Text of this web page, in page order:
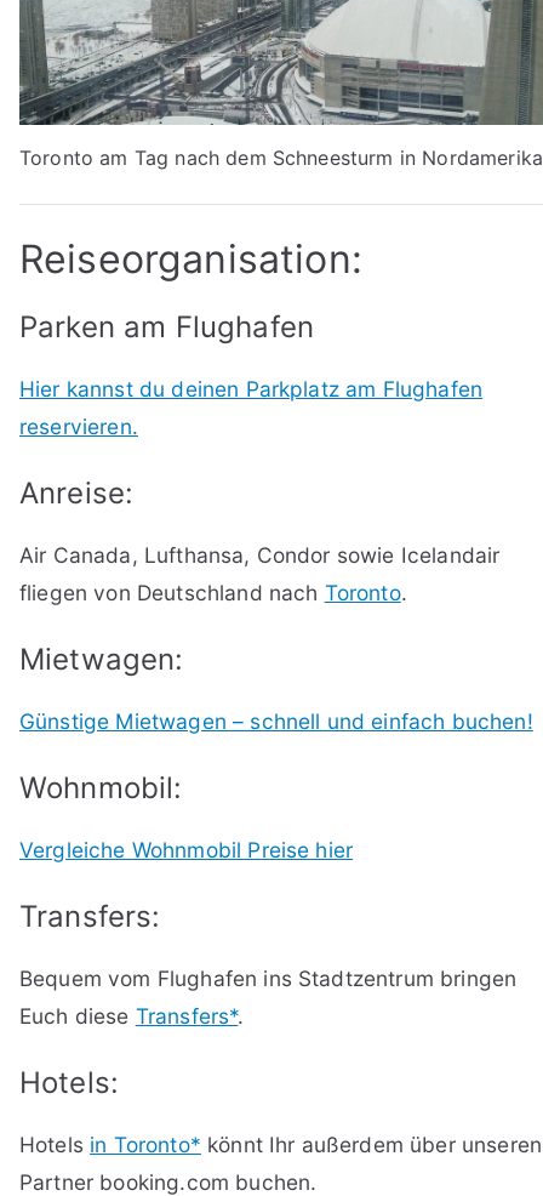
Toronto am Tag nach dem Schneesturm in Nordamerika
Reiseorganisation:
Parken am Flughafen
Hier kannst du deinen Parkplatz am Flughafen
reservieren.
Anreise:
Air Canada, Lufthansa, Condor sowie Icelandair
fliegen von Deutschland nach Toronto.
Mietwagen:
Günstige Mietwagen – schnell und einfach buchen!
Wohnmobil:
Vergleiche Wohnmobil Preise hier
Transfers:
Bequem vom Flughafen ins Stadtzentrum bringen
Euch diese Transfers*.
Hotels:
Hotels in Toronto* könnt Ihr außerdem über unseren
Partner booking.com buchen.